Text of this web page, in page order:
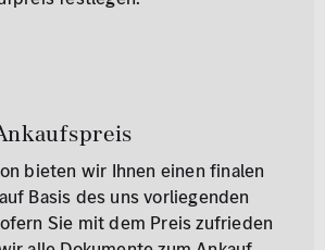
bieten wir Ihnen einen finalen
Basis des uns vorliegenden
Sie mit dem Preis zufrieden